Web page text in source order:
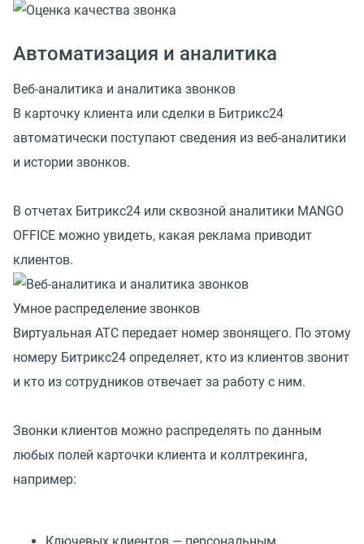
Автоматизация и аналитика
Веб-аналитика и аналитика звонков
В карточку клиента или сделки в Битрикс24
автоматически поступают сведения из веб-аналитики
и истории звонков.
В отчетах Битрикс24 или сквозной аналитики MANGO
OFFICE можно увидеть, какая реклама приводит
клиентов.
Умное распределение звонков
Виртуальная АТС передает номер звонящего. По этому
номеру Битрикс24 определяет, кто из клиентов звонит
и кто из сотрудников отвечает за работу с ним.
Звонки клиентов можно распределять по данным
любых полей карточки клиента и коллтрекинга,
например:
Ключевых клиентов — персональным